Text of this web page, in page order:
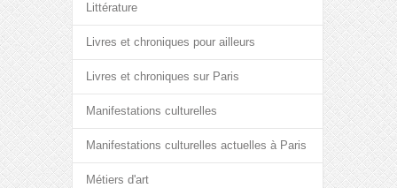
Littérature
Livres et chroniques pour ailleurs
Livres et chroniques sur Paris
Manifestations culturelles
Manifestations culturelles actuelles à Paris
Métiers d'art